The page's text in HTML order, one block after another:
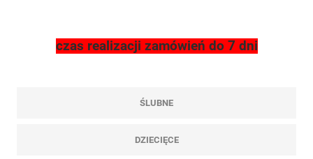
czas realizacji zamówień do 7 dni
ŚLUBNE
DZIECIĘCE